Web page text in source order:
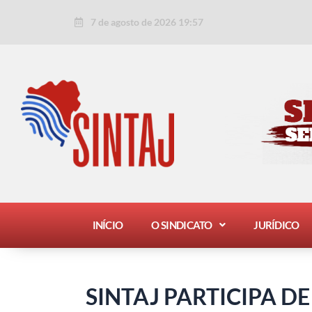
7 de agosto de 2026 19:57
INÍCIO O SINDICATO JURÍDICO
SINTAJ PARTICIPA
navigation